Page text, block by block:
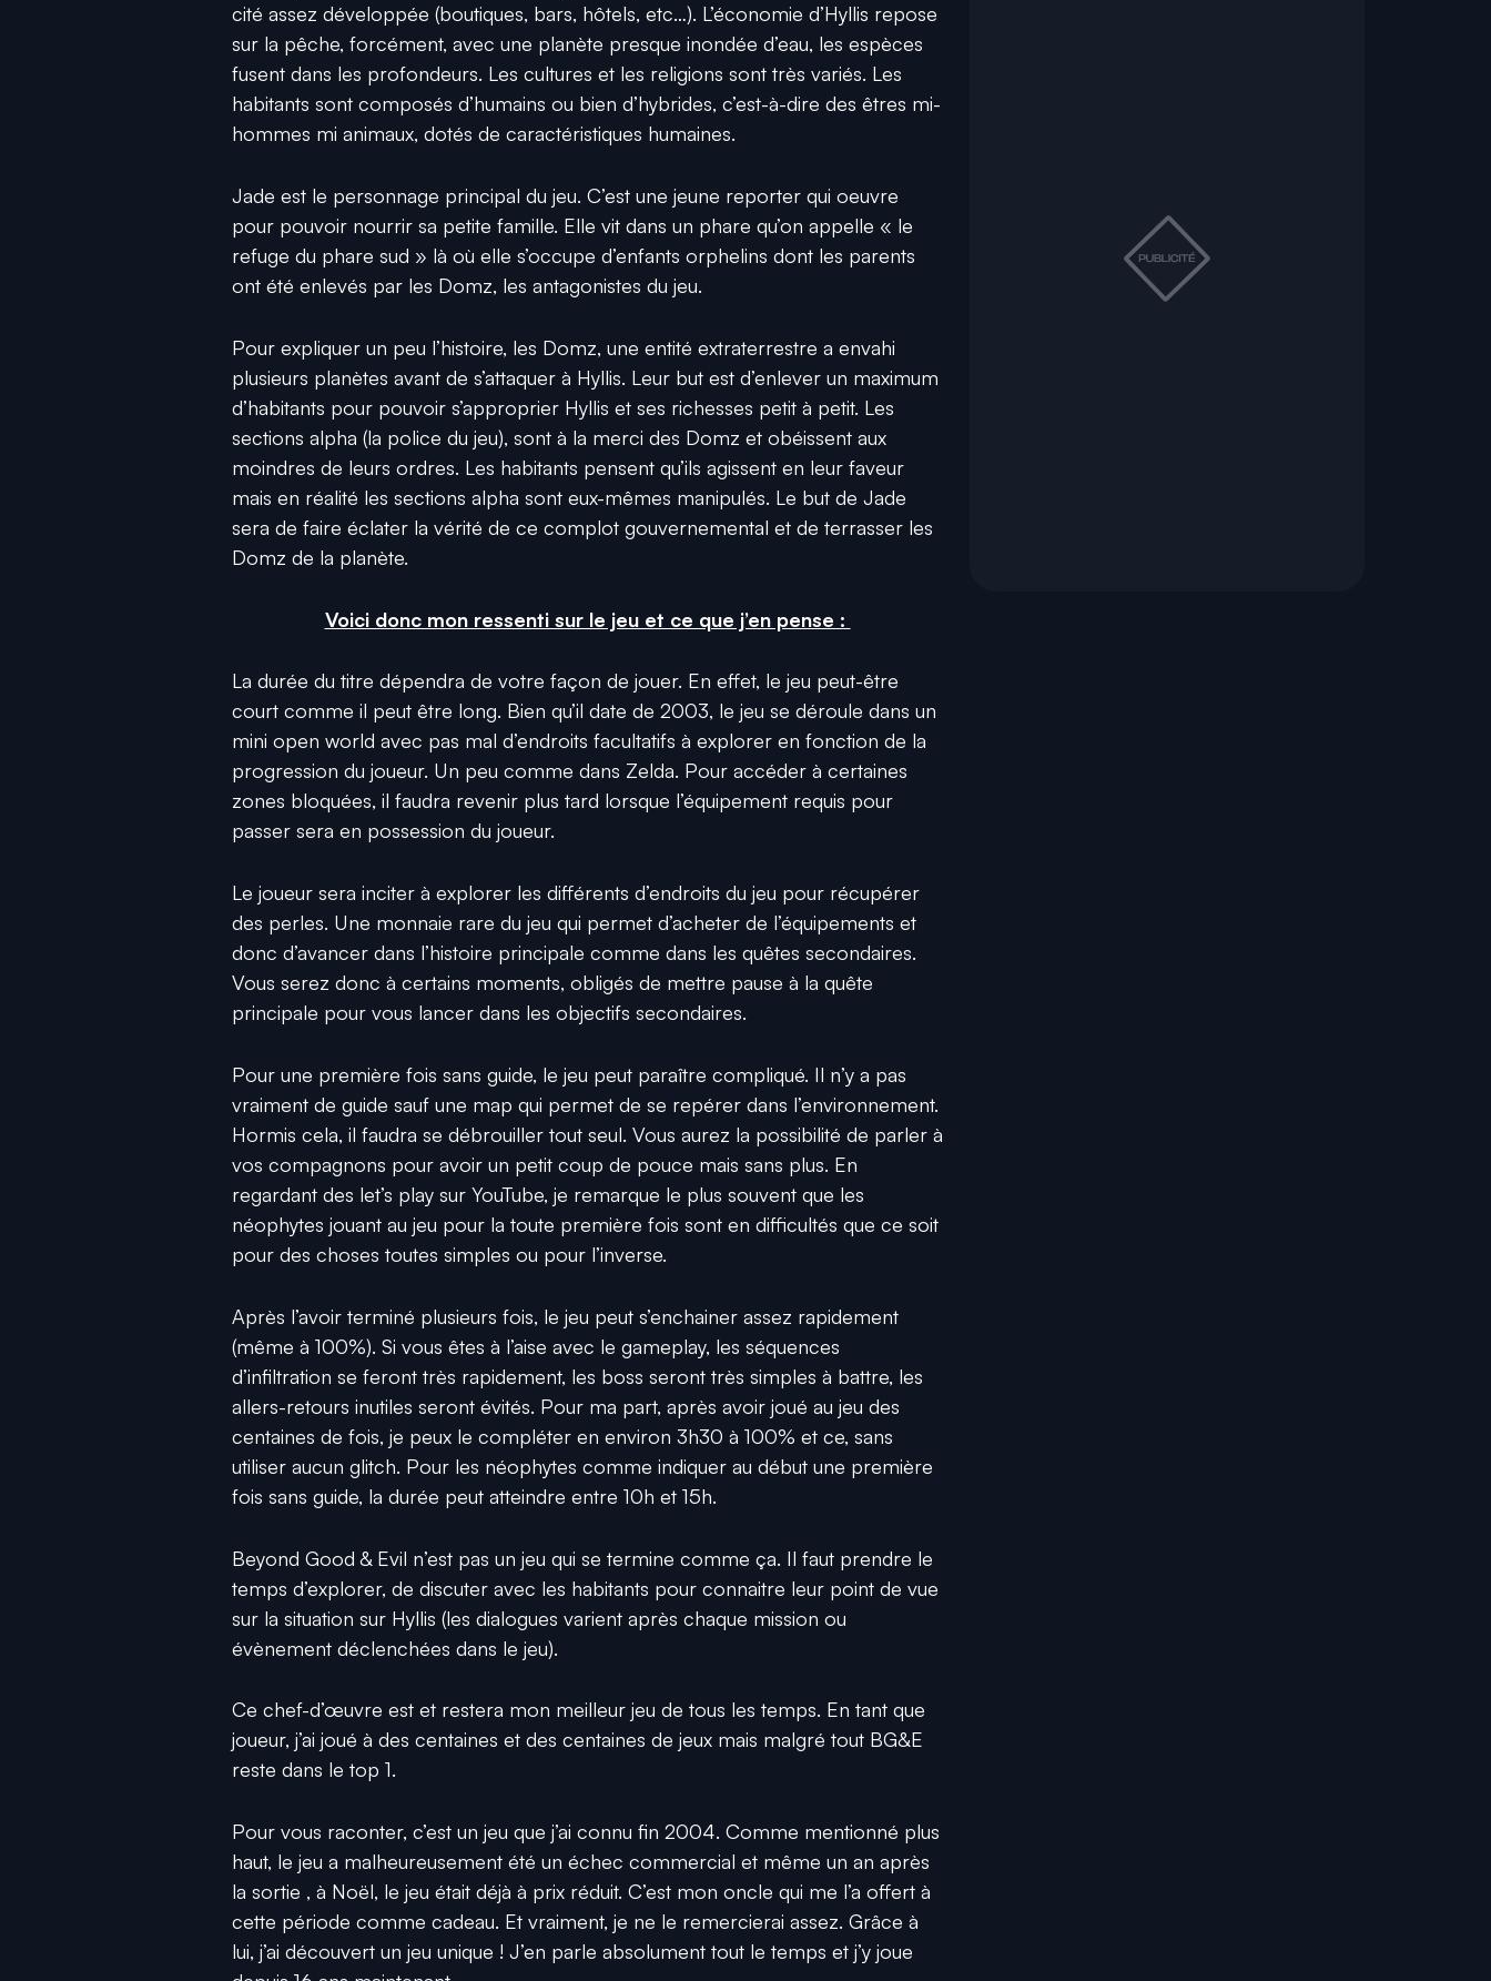
cité assez développée (boutiques, bars, hôtels, etc…). L’économie d’Hyllis repose
sur la pêche, forcément, avec une planète presque inondée d’eau, les espèces
fusent dans les profondeurs. Les cultures et les religions sont très variés. Les
habitants sont composés d’humains ou bien d’hybrides, c’est-à-dire des êtres mi-
hommes mi animaux, dotés de caractéristiques humaines.
Jade est le personnage principal du jeu. C’est une jeune reporter qui oeuvre
pour pouvoir nourrir sa petite famille. Elle vit dans un phare qu’on appelle « le
refuge du phare sud » là où elle s’occupe d’enfants orphelins dont les parents
ont été enlevés par les Domz, les antagonistes du jeu.
Pour expliquer un peu l’histoire, les Domz, une entité extraterrestre a envahi
plusieurs planètes avant de s’attaquer à Hyllis. Leur but est d’enlever un maximum
d’habitants pour pouvoir s’approprier Hyllis et ses richesses petit à petit. Les
sections alpha (la police du jeu), sont à la merci des Domz et obéissent aux
moindres de leurs ordres. Les habitants pensent qu’ils agissent en leur faveur
mais en réalité les sections alpha sont eux-mêmes manipulés. Le but de Jade
sera de faire éclater la vérité de ce complot gouvernemental et de terrasser les
Domz de la planète.
Voici donc mon ressenti sur le jeu et ce que j’en pense :
La durée du titre dépendra de votre façon de jouer. En effet, le jeu peut-être
court comme il peut être long. Bien qu’il date de 2003, le jeu se déroule dans un
mini open world avec pas mal d’endroits facultatifs à explorer en fonction de la
progression du joueur. Un peu comme dans Zelda. Pour accéder à certaines
zones bloquées, il faudra revenir plus tard lorsque l’équipement requis pour
passer sera en possession du joueur.
Le joueur sera inciter à explorer les différents d’endroits du jeu pour récupérer
des perles. Une monnaie rare du jeu qui permet d’acheter de l’équipements et
donc d’avancer dans l’histoire principale comme dans les quêtes secondaires.
Vous serez donc à certains moments, obligés de mettre pause à la quête
principale pour vous lancer dans les objectifs secondaires.
Pour une première fois sans guide, le jeu peut paraître compliqué. Il n’y a pas
vraiment de guide sauf une map qui permet de se repérer dans l’environnement.
Hormis cela, il faudra se débrouiller tout seul. Vous aurez la possibilité de parler à
vos compagnons pour avoir un petit coup de pouce mais sans plus. En
regardant des let’s play sur YouTube, je remarque le plus souvent que les
néophytes jouant au jeu pour la toute première fois sont en difficultés que ce soit
pour des choses toutes simples ou pour l’inverse.
Après l’avoir terminé plusieurs fois, le jeu peut s’enchainer assez rapidement
(même à 100%). Si vous êtes à l’aise avec le gameplay, les séquences
d’infiltration se feront très rapidement, les boss seront très simples à battre, les
allers-retours inutiles seront évités. Pour ma part, après avoir joué au jeu des
centaines de fois, je peux le compléter en environ 3h30 à 100% et ce, sans
utiliser aucun glitch. Pour les néophytes comme indiquer au début une première
fois sans guide, la durée peut atteindre entre 10h et 15h.
Beyond Good & Evil n’est pas un jeu qui se termine comme ça. Il faut prendre le
temps d’explorer, de discuter avec les habitants pour connaitre leur point de vue
sur la situation sur Hyllis (les dialogues varient après chaque mission ou
évènement déclenchées dans le jeu).
Ce chef-d’œuvre est et restera mon meilleur jeu de tous les temps. En tant que
joueur, j’ai joué à des centaines et des centaines de jeux mais malgré tout BG&E
reste dans le top 1.
Pour vous raconter, c’est un jeu que j’ai connu fin 2004. Comme mentionné plus
haut, le jeu a malheureusement été un échec commercial et même un an après
la sortie , à Noël, le jeu était déjà à prix réduit. C’est mon oncle qui me l’a offert à
cette période comme cadeau. Et vraiment, je ne le remercierai assez. Grâce à
lui, j’ai découvert un jeu unique ! J’en parle absolument tout le temps et j’y joue